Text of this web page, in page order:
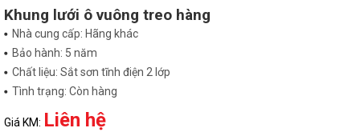
Khung lưới ô vuông treo hàng
Nhà cung cấp: Hãng khác
Bảo hành: 5 năm
Chất liệu: Sắt sơn tĩnh điện 2 lớp
Tình trạng: Còn hàng
Giá KM: Liên hệ